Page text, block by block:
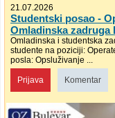
21.07.2026
Studentski posao -
Omladinska zadruga
Omladinska i studentska
studente na poziciji:
posla: Opsluživanje ...
Prijava Komentar